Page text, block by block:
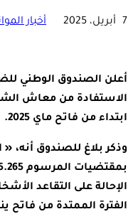
7 أبريل، 2025 أخبار
أعلن الصندوق الوطني
الاستفادة من معاش
ابتداء من فاتح ماي 2025.
الإحالة على التقاعد